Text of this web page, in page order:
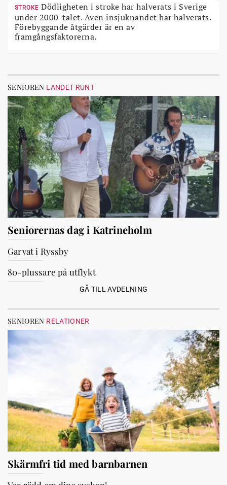
STROKE Dödligheten i stroke har halverats i Sverige
under 2000-talet. Även insjuknandet har halverats.
Förebyggande åtgärder är en av
framgångsfaktorerna.
SENIOREN LANDET RUNT
Seniorernas dag i Katrineholm
Garvat i Ryssby
80-plussare på utflykt
GÅ TILL AVDELNING
SENIOREN RELATIONER
Skärmfri tid med barnbarnen